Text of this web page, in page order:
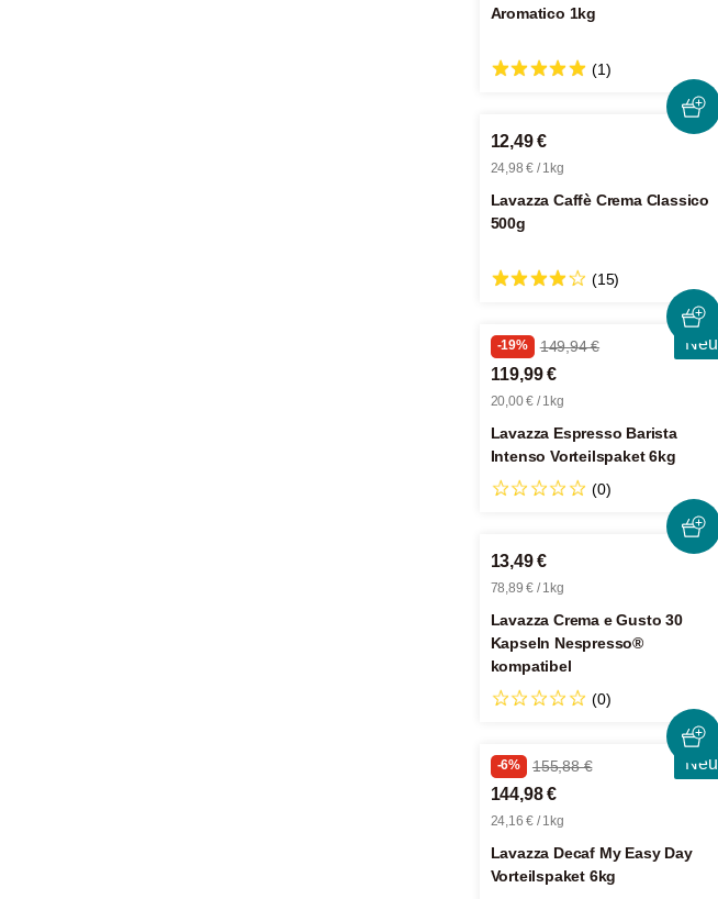
Aromatico 1kg
(1)
12,49 €
24,98 € / 1kg
Lavazza Caffè Crema Classico
500g
(15)
Neu
-19% 149,94 €
119,99 €
20,00 € / 1kg
Lavazza Espresso Barista
Intenso Vorteilspaket 6kg
(0)
13,49 €
78,89 € / 1kg
Lavazza Crema e Gusto 30
Kapseln Nespresso®
kompatibel
(0)
Neu
-6% 155,88 €
144,98 €
24,16 € / 1kg
Lavazza Decaf My Easy Day
Vorteilspaket 6kg